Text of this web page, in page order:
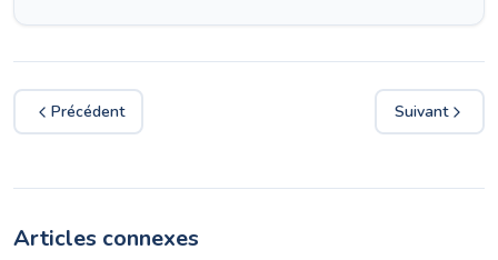
Précédent Suivant
Articles connexes